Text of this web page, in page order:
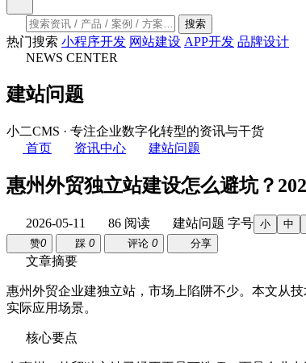
搜索
热门搜索 小程序开发 网站建设 APP开发 品牌设计
NEWS CENTER
建站问题
小二CMS · 专注企业数字化转型的资讯与干货
首页
资讯中心 建站问题
惠州外贸独立站建设怎么避坑？
2026-05-11 86 阅读 建站问题 字号 小 中
赞0 踩 0 评论 0 分享
文章摘要
惠州外贸企业建独立站，市场上陷阱不少。本文从
实际应用场景。
核心要点